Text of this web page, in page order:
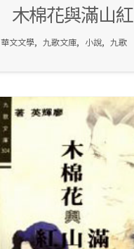
木棉花與滿山紅
華文文學, 九歌文庫, 小說, 九歌